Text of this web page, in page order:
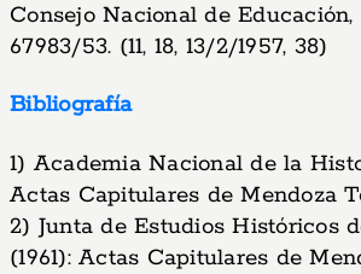
Consejo Nacional de
67983/53. (11, 18, 13/2/1957, 38)
Bibliografía
1) Academia Nacional de la
Actas Capitulares de Mendoza
2) Junta de Estudios Históricos
(1961): Actas Capitulares de